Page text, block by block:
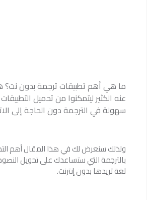
ما هي أهم تطبيقات ترجمة بدون نت؟
عنه الكثير ليتمكنوا من تحميل
سهولة في الترجمة دون الحاجة إلى
ولذلك سنعرض لك في هذا المقال أهم
بالترجمة التي ستساعدك على تحويل
لغة تريدها بدون إنترنت.